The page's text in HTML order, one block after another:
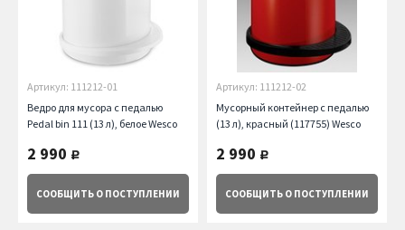
Артикул: 111212-01
Ведро для мусора с педалью
Pedal bin 111 (13 л), белое Wesco
2 990 руб.
СООБЩИТЬ О ПОСТУПЛЕНИИ
Артикул: 111212-02
Мусорный контейнер с педалью
(13 л), красный (117755) Wesco
2 990 руб.
СООБЩИТЬ О ПОСТУПЛЕНИИ